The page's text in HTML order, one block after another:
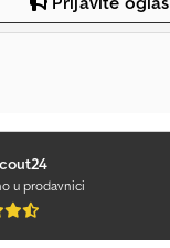
u prodavnici